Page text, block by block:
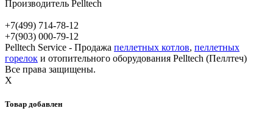
Производитель Pelltech
+7(499) 714-78-12
+7(903) 000-79-12
Pelltech Service - Продажа пеллетных котлов, пеллетных
горелок и отопительного оборудования Pelltech (Пеллтеч)
Все права защищены.
X
Товар добавлен